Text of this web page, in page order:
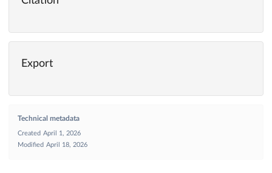
Export
Technical metadata
Created April 1, 2026
Modified April 18, 2026